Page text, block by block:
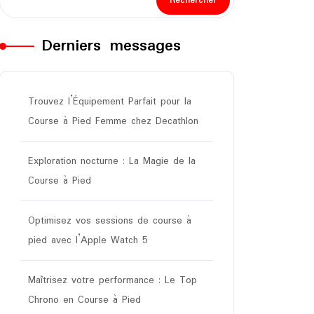
Derniers messages
Trouvez l’Équipement Parfait pour la
Course à Pied Femme chez Decathlon
Exploration nocturne : La Magie de la
Course à Pied
Optimisez vos sessions de course à
pied avec l’Apple Watch 5
Maîtrisez votre performance : Le Top
Chrono en Course à Pied